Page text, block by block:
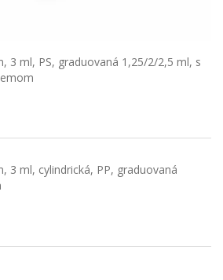
3 ml, PS, graduovaná 1,25/2/2,5 ml, s
3 ml, cylindrická, PP, graduovaná